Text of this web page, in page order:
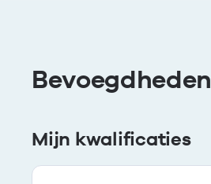
Bevoegdheden
Mijn kwalificaties